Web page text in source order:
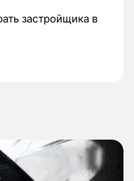
застройщика в